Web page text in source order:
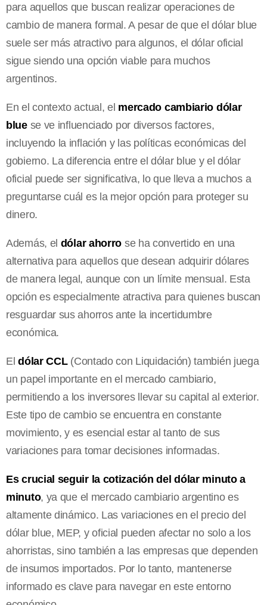
para aquellos que buscan realizar operaciones de
cambio de manera formal. A pesar de que el dólar blue
suele ser más atractivo para algunos, el dólar oficial
sigue siendo una opción viable para muchos
argentinos.
En el contexto actual, el mercado cambiario dólar
bluese ve influenciado por diversos factores,
incluyendo la inflación y las políticas económicas del
gobierno. La diferencia entre el dólar blue y el dólar
oficial puede ser significativa, lo que lleva a muchos a
preguntarse cuál es la mejor opción para proteger su
dinero.
Además, el dólar ahorro se ha convertido en una
alternativa para aquellos que desean adquirir dólares
de manera legal, aunque con un límite mensual. Esta
opción es especialmente atractiva para quienes buscan
resguardar sus ahorros ante la incertidumbre
económica.
Eldólar CCL(Contado con Liquidación) también juega
un papel importante en el mercado cambiario,
permitiendo a los inversores llevar su capital al exterior.
Este tipo de cambio se encuentra en constante
movimiento, y es esencial estar al tanto de sus
variaciones para tomar decisiones informadas.
Es crucial seguir la cotización del dólar minuto a
minuto, ya que el mercado cambiario argentino es
altamente dinámico. Las variaciones en el precio del
dólar blue, MEP, y oficial pueden afectar no solo a los
ahorristas, sino también a las empresas que dependen
de insumos importados. Por lo tanto, mantenerse
informado es clave para navegar en este entorno